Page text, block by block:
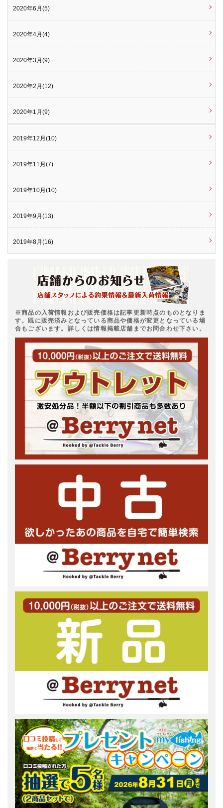
2020年6月(5)
2020年4月(4)
2020年3月(9)
2020年2月(12)
2020年1月(9)
2019年12月(10)
2019年11月(7)
2019年10月(10)
2019年9月(13)
2019年8月(16)
※商品の入荷情報および販売価格は記事更新時点のものとなりま
す。既に販売済みとなっている商品や価格が変更となっている場
合もございます。詳しくは情報掲載店舗までお問合わせ下さい。